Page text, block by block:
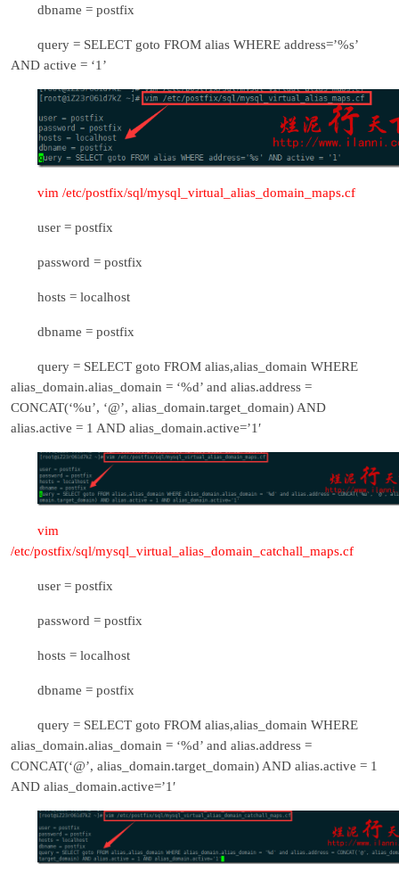
dbname = postfix
query = SELECT goto FROM alias WHERE address=’%s’
AND active = ‘1’
vim /etc/postfix/sql/mysql_virtual_alias_domain_maps.cf
user = postfix
password = postfix
hosts = localhost
dbname = postfix
query = SELECT goto FROM alias,alias_domain WHERE
alias_domain.alias_domain = ‘%d’ and alias.address =
CONCAT(‘%u’, ‘@’, alias_domain.target_domain) AND
alias.active = 1 AND alias_domain.active=’1′
vim
/etc/postfix/sql/mysql_virtual_alias_domain_catchall_maps.cf
user = postfix
password = postfix
hosts = localhost
dbname = postfix
query = SELECT goto FROM alias,alias_domain WHERE
alias_domain.alias_domain = ‘%d’ and alias.address =
CONCAT(‘@’, alias_domain.target_domain) AND alias.active = 1
AND alias_domain.active=’1′